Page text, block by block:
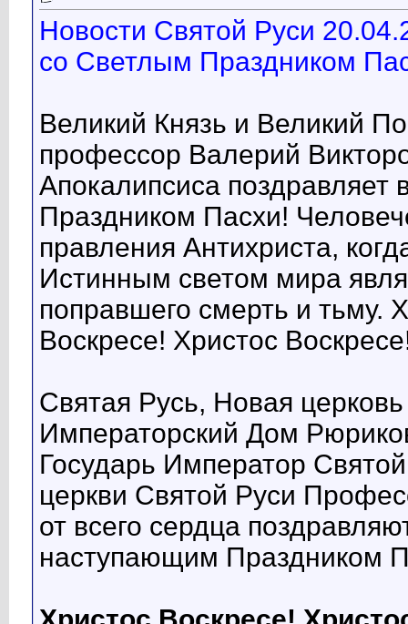
Новости Святой Руси
со Светлым Праздником
Великий Князь и Великий
профессор Валерий
Апокалипсиса поздравляет
Праздником Пасхи!
правления Антихриста,
Истинным светом мира
поправшего смерть и тьму.
Воскресе! Христос
Святая Русь, Новая
Императорский Дом
Государь Император
церкви Святой Руси
от всего сердца
наступающим Праздником